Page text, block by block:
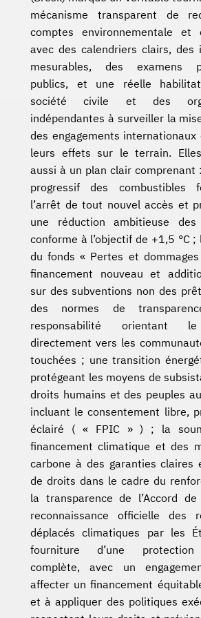
mécanisme transparent de
comptes environnementale et
avec des calendriers clairs, des
mesurables, des examens
publics, et une réelle
société civile et des
indépendantes à surveiller la
des engagements
leurs effets sur le terrain.
aussi à un plan clair comprenant
progressif des combustibles
l’arrêt de tout nouvel accès et
une réduction ambitieuse des
conforme à l’objectif de +1,5 °C ;
du fonds « Pertes et
financement nouveau et
sur des subventions non des
des normes de
responsabilité orientant
directement vers les
touchées ; une transition
protégeant les moyens de
droits humains et des peuples
incluant le consentement libre,
éclairé ( « FPIC » ) ; la
financement climatique et des
carbone à des garanties claires
de droits dans le cadre du
la transparence de l’Accord
reconnaissance officielle des
déplacés climatiques par les
fourniture d’une
complète, avec un
affecter un financement
et à appliquer des politiques